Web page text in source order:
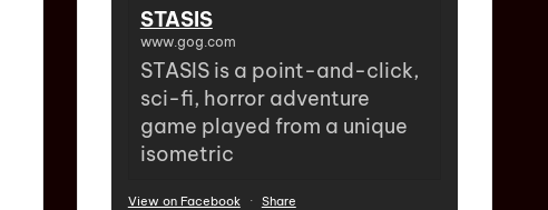
STASIS
www.gog.com
STASIS is a point-and-click,
sci-fi, horror adventure
game played from a unique
isometric
View on Facebook · Share